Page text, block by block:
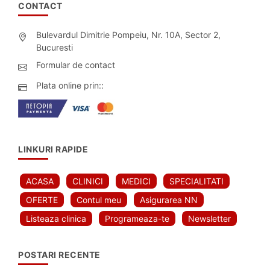
CONTACT
Bulevardul Dimitrie Pompeiu, Nr. 10A, Sector 2,
Bucuresti
Formular de contact
Plata online prin::
LINKURI RAPIDE
ACASA CLINICI MEDICI
SPECIALITATI
OFERTE
Contul meu
Asigurarea NN
Listeaza clinica
Programeaza-te Newsletter
POSTARI RECENTE